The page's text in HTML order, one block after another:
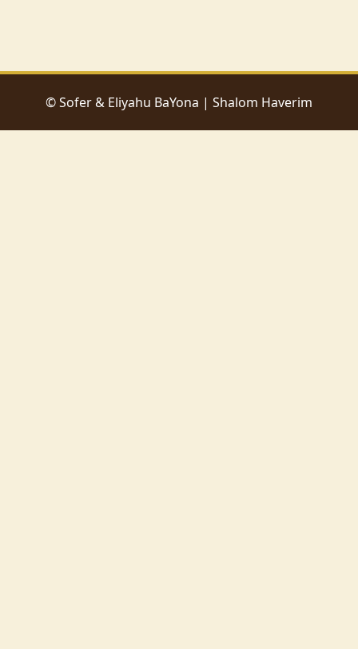
© Sofer & Eliyahu BaYona | Shalom Haverim